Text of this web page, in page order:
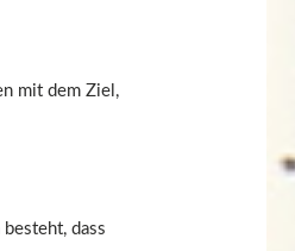
mit dem Ziel,
dass